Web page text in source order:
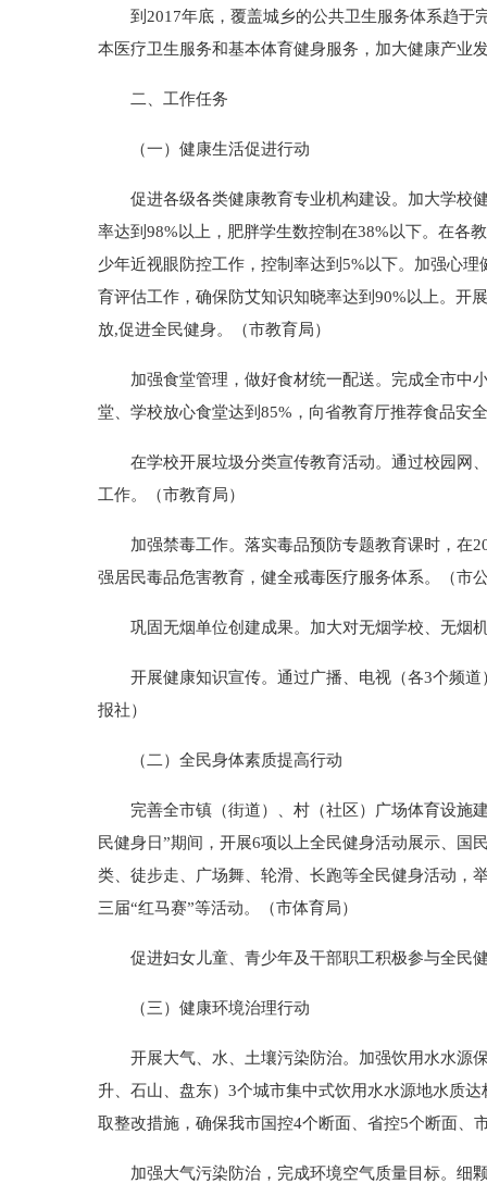
到2017年底，覆盖城乡的公共卫生服务体系趋于
本医疗卫生服务和基本体育健身服务，加大健康产业
二、工作任务
（一）健康生活促进行动
促进各级各类健康教育专业机构建设。加大学校健
率达到98%以上，肥胖学生数控制在38%以下。在各
少年近视眼防控工作，控制率达到5%以下。加强心
育评估工作，确保防艾知识知晓率达到90%以上。开
放,促进全民健身。（市教育局）
加强食堂管理，做好食材统一配送。完成全市中小
堂、学校放心食堂达到85%，向省教育厅推荐食品安
在学校开展垃圾分类宣传教育活动。通过校园网、
工作。（市教育局）
加强禁毒工作。落实毒品预防专题教育课时，在
强居民毒品危害教育，健全戒毒医疗服务体系。（市
巩固无烟单位创建成果。加大对无烟学校、无烟机
开展健康知识宣传。通过广播、电视（各3个频道
报社）
（二）全民身体素质提高行动
完善全市镇（街道）、村（社区）广场体育设施建
民健身日”期间，开展6项以上全民健身活动展示、国
类、徒步走、广场舞、轮滑、长跑等全民健身活动，
三届“红马赛”等活动。（市体育局）
促进妇女儿童、青少年及干部职工积极参与全民
（三）健康环境治理行动
开展大气、水、土壤污染防治。加强饮用水水源保
升、石山、盘东）3个城市集中式饮用水水源地水质
取整改措施，确保我市国控4个断面、省控5个断面、
加强大气污染防治，完成环境空气质量目标。细颗